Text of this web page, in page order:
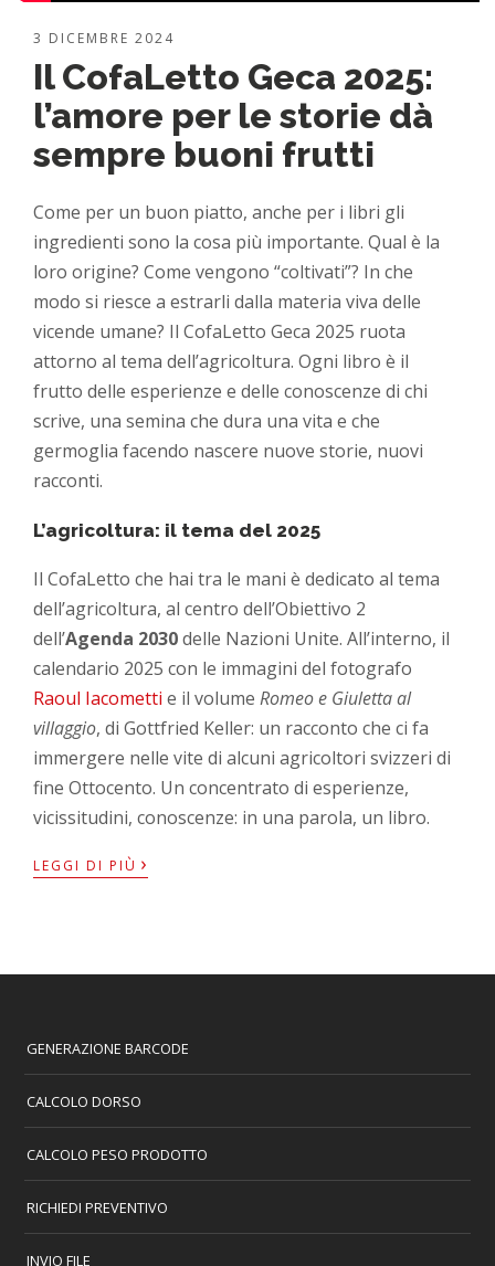
3 DICEMBRE 2024
Il CofaLetto Geca 2025:
l’amore per le storie dà
sempre buoni frutti
Come per un buon piatto, anche per i libri gli
ingredienti sono la cosa più importante. Qual è la
loro origine? Come vengono “coltivati”? In che
modo si riesce a estrarli dalla materia viva delle
vicende umane? Il CofaLetto Geca 2025 ruota
attorno al tema dell’agricoltura. Ogni libro è il
frutto delle esperienze e delle conoscenze di chi
scrive, una semina che dura una vita e che
germoglia facendo nascere nuove storie, nuovi
racconti.
L’agricoltura: il tema del 2025
Il CofaLetto che hai tra le mani è dedicato al tema
dell’agricoltura, al centro dell’Obiettivo 2
dell’Agenda 2030delle Nazioni Unite. All’interno, il
calendario 2025 con le immagini del fotografo
Raoul Iacometti e il volumeRomeo e Giuletta al
villaggio, di Gottfried Keller: un racconto che ci fa
immergere nelle vite di alcuni agricoltori svizzeri di
fine Ottocento. Un concentrato di esperienze,
vicissitudini, conoscenze: in una parola, un libro.
LEGGI DI PIÙ ›
GENERAZIONE BARCODE
CALCOLO DORSO
CALCOLO PESO PRODOTTO
RICHIEDI PREVENTIVO
INVIO FILE